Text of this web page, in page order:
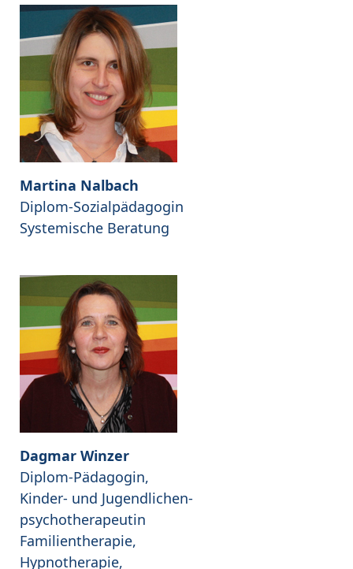
Martina Nalbach
Diplom-Sozialpädagogin
Systemische Beratung
Dagmar Winzer
Diplom-Pädagogin,
Kinder- und Jugendlichen-
psychotherapeutin
Familientherapie,
Hypnotherapie,